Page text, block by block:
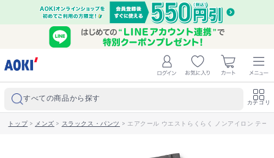
すべての商品から探す カテゴリ
トップ> メンズ > スラックス・パンツ > エアクール ウエストらくらく ノンアイロン テー